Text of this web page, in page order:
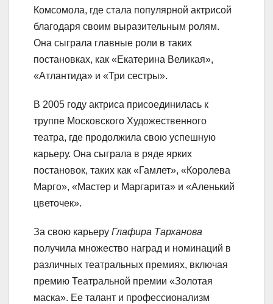
Комсомола, где стала популярной актрисой
благодаря своим выразительным ролям.
Она сыграла главные роли в таких
постановках, как «Екатерина Великая»,
«Атлантида» и «Три сестры».
В 2005 году актриса присоединилась к
труппе Московского Художественного
театра, где продолжила свою успешную
карьеру. Она сыграла в ряде ярких
постановок, таких как «Гамлет», «Королева
Марго», «Мастер и Маргарита» и «Аленький
цветочек».
За свою карьеру Глафира Тарханова
получила множество наград и номинаций в
различных театральных премиях, включая
премию Театральной премии «Золотая
маска». Ее талант и профессионализм